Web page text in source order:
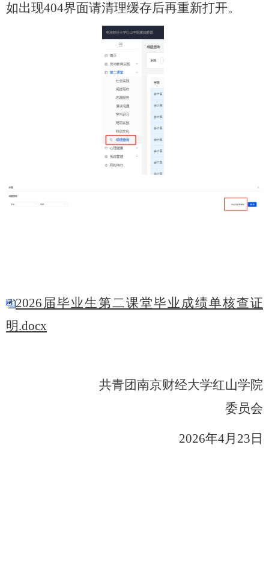
如出现404界面请清理缓存后再重新打开。
2026届毕业生第二课堂毕业成绩单核查证
明.docx
共青团南京财经大学红山学院
委员会
2026年4月 23 日